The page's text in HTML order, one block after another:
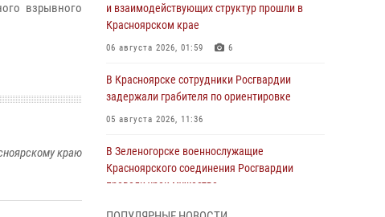
взрывного
краю
и взаимодействующих структур прошли в
Красноярском крае
06 августа 2026, 01:59 6
В Красноярске сотрудники Росгвардии
задержали грабителя по ориентировке
05 августа 2026, 11:36
В Зеленогорске военнослужащие
Красноярского соединения Росгвардии
провели урок мужества